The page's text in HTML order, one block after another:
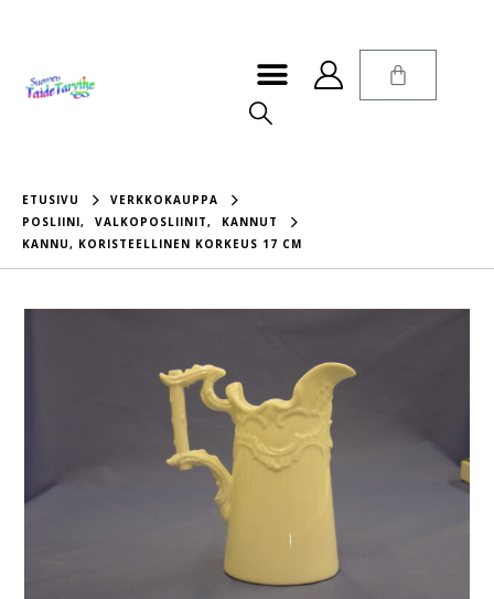
ETUSIVU
VERKKOKAUPPA
POSLIINI, VALKOPOSLIINIT,
KANNUT
KANNU, KORISTEELLINEN KORKEUS 17 CM